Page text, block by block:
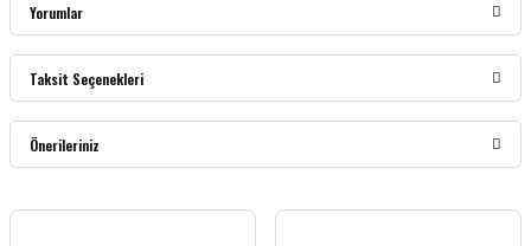
Yorumlar
Bu ürüne ilk yorumu siz yapın!
Taksit Seçenekleri
Önerileriniz
Bu ürünün fiyat bilgisi, resim, ürün açıklamalarında ve diğer konularda yetersiz